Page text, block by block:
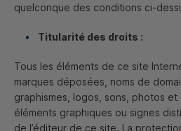
quelconque des conditions ci-
Titularité des droits :
Tous les éléments de ce site
marques déposées, noms de
graphismes, logos, sons, photos et
éléments graphiques ou signes
de l’éditeur de ce site. La